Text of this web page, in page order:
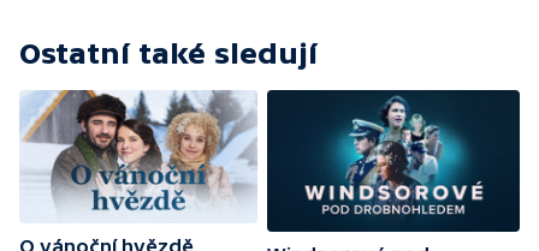
Ostatní také sledují
O vánoční hvězdě